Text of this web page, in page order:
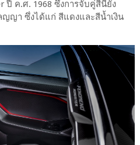
ปี ค.ศ. 1968 ซึ่งการจับคู่สีนี้ยัง
ญญา ซึ่งได้แก่ สีแดงและสีน้ำเงิน